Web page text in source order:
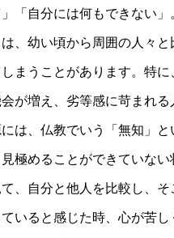
」「自分には何もできない
、幼い頃から周囲の人々
まうことがあります。特
が増え、劣等感に苛まれる
は、仏教でいう「無知」
極めることができていな
、自分と他人を比較し、
いると感じた時、心が苦し